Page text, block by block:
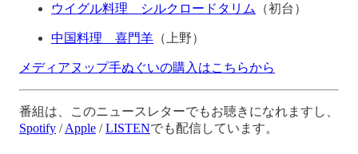
ウイグル料理 シルクロードタリム （初台）
中国料理 喜門羊 （上野）
メディアヌップ手ぬぐいの購入はこちらから
番組は、このニュースレターでもお聴きになれますし、
Spotify /Apple /LISTENでも配信しています。